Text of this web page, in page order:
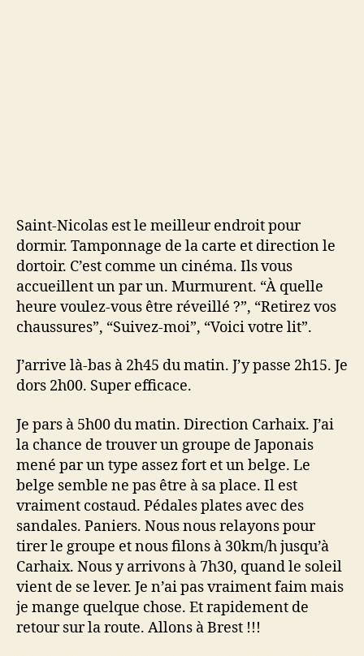
Saint-Nicolas est le meilleur endroit pour
dormir. Tamponnage de la carte et direction le
dortoir. C’est comme un cinéma. Ils vous
accueillent un par un. Murmurent. “À quelle
heure voulez-vous être réveillé ?”, “Retirez vos
chaussures”, “Suivez-moi”, “Voici votre lit”.
J’arrive là-bas à 2h45 du matin. J’y passe 2h15. Je
dors 2h00. Super efficace.
Je pars à 5h00 du matin. Direction Carhaix. J’ai
la chance de trouver un groupe de Japonais
mené par un type assez fort et un belge. Le
belge semble ne pas être à sa place. Il est
vraiment costaud. Pédales plates avec des
sandales. Paniers. Nous nous relayons pour
tirer le groupe et nous filons à 30km/h jusqu’à
Carhaix. Nous y arrivons à 7h30, quand le soleil
vient de se lever. Je n’ai pas vraiment faim mais
je mange quelque chose. Et rapidement de
retour sur la route. Allons à Brest !!!